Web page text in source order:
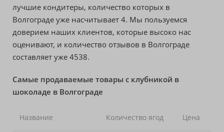
лучшие кондитеры, количество которых в
Волгограде уже насчитывает 4. Мы пользуемся
доверием наших клиентов, которые высоко нас
оценивают, и количество отзывов в Волгограде
составляет уже 4538.
Самые продаваемые товары с клубникой в
шоколаде в Волгограде
Название Количество ягод Цена